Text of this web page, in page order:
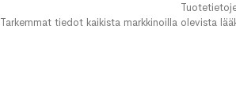
Tarkemmat tiedot kaikista markkinoilla olevista